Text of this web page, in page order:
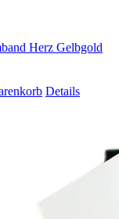
Herz Gelbgold
Details